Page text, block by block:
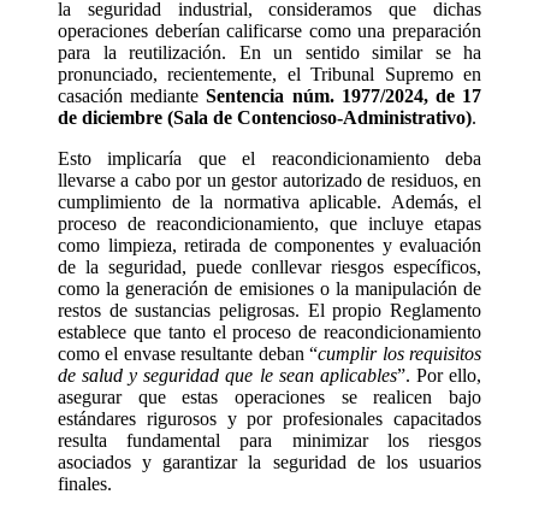
la seguridad industrial, consideramos que dichas
operaciones deberían calificarse como una preparación
para la reutilización. En un sentido similar se ha
pronunciado, recientemente, el Tribunal Supremo en
casación medianteSentencia núm. 1977/2024, de 17
de diciembre (Sala de Contencioso-Administrativo).
Esto implicaría que el reacondicionamiento deba
llevarse a cabo por un gestor autorizado de residuos, en
cumplimiento de la normativa aplicable. Además, el
proceso de reacondicionamiento, que incluye etapas
como limpieza, retirada de componentes y evaluación
de la seguridad, puede conllevar riesgos específicos,
como la generación de emisiones o la manipulación de
restos de sustancias peligrosas. El propio Reglamento
establece que tanto el proceso de reacondicionamiento
como el envase resultante deban “cumplir los requisitos
de salud y seguridad que le sean aplicables”. Por ello,
asegurar que estas operaciones se realicen bajo
estándares rigurosos y por profesionales capacitados
resulta fundamental para minimizar los riesgos
asociados y garantizar la seguridad de los usuarios
finales.